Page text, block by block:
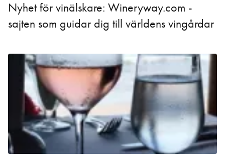
Nyhet för vinälskare: Wineryway.com -
sajten som guidar dig till världens vingårdar